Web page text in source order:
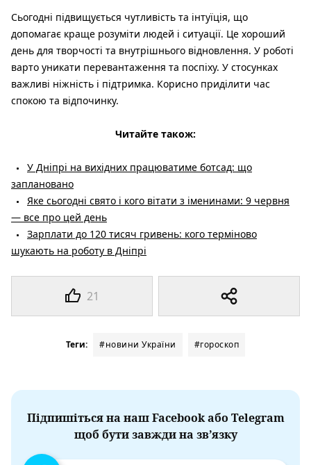
21
Сьогодні підвищується чутливість та інтуїція, що
допомагає краще розуміти людей і ситуації. Це хороший
день для творчості та внутрішнього відновлення. У роботі
варто уникати перевантаження та поспіху. У стосунках
важливі ніжність і підтримка. Корисно приділити час
спокою та відпочинку.
Читайте також:
У Дніпрі на вихідних працюватиме ботсад: що
заплановано
Яке сьогодні свято і кого вітати з іменинами: 9 червня
— все про цей день
Зарплати до 120 тисяч гривень: кого терміново
шукають на роботу в Дніпрі
Теги: #новини України #гороскоп
Підпишіться на наш Facebook або Telegram
щоб бути завжди на зв’язку